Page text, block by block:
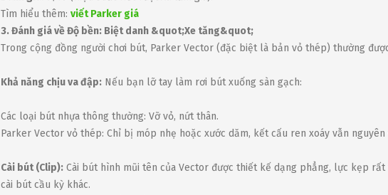
Tìm hiểu thêm: viết Parker giá
3. Đánh giá về Độ bền: Biệt danh &quot;Xe tăng&quot;
Trong cộng đồng người chơi bút, Parker Vector (đặc biệt là bản vỏ thép) thường
Khả năng chịu va đập: Nếu bạn lỡ tay làm rơi bút xuống sàn gạch:
Các loại bút nhựa thông thường: Vỡ vỏ, nứt thân.
Parker Vector vỏ thép: Chỉ bị móp nhẹ hoặc xước dăm, kết cấu ren xoáy vẫn
Cài bút (Clip): Cài bút hình mũi tên của Vector được thiết kế dạng phẳng, lực kẹp
cài bút cầu kỳ khác.